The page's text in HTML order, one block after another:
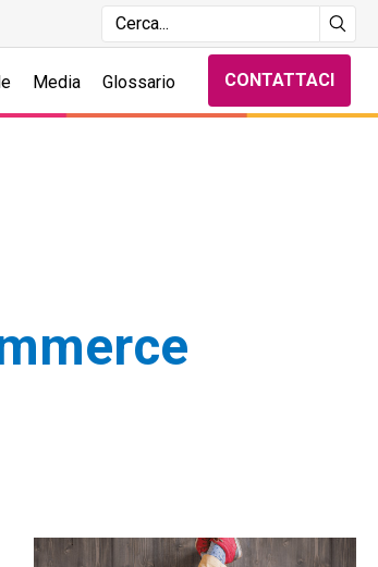
Media Glossario CONTATTACI